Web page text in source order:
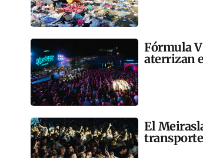
Fórmula
aterrizan
El